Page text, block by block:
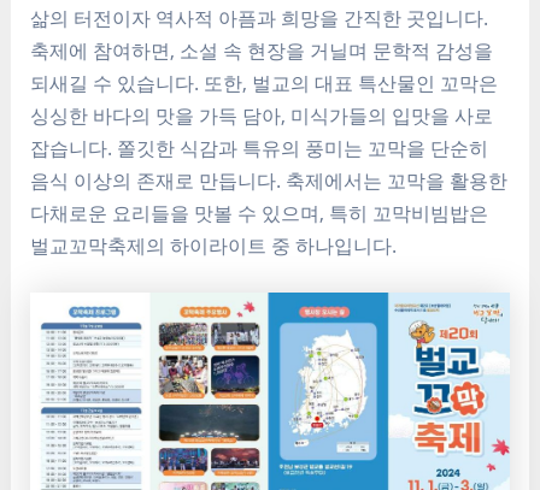
삶의 터전이자 역사적 아픔과 희망을 간직한 곳입니다.
축제에 참여하면, 소설 속 현장을 거닐며 문학적 감성을
되새길 수 있습니다. 또한, 벌교의 대표 특산물인 꼬막은
싱싱한 바다의 맛을 가득 담아, 미식가들의 입맛을 사로
잡습니다. 쫄깃한 식감과 특유의 풍미는 꼬막을 단순히
음식 이상의 존재로 만듭니다. 축제에서는 꼬막을 활용한
다채로운 요리들을 맛볼 수 있으며, 특히 꼬막비빔밥은
벌교꼬막축제의 하이라이트 중 하나입니다.